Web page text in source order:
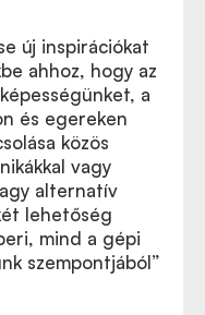
új inspirációkat
ahhoz, hogy az
a
és egereken
közös
vagy
alternatív
lehetőség
mind a gépi
szempontjából”